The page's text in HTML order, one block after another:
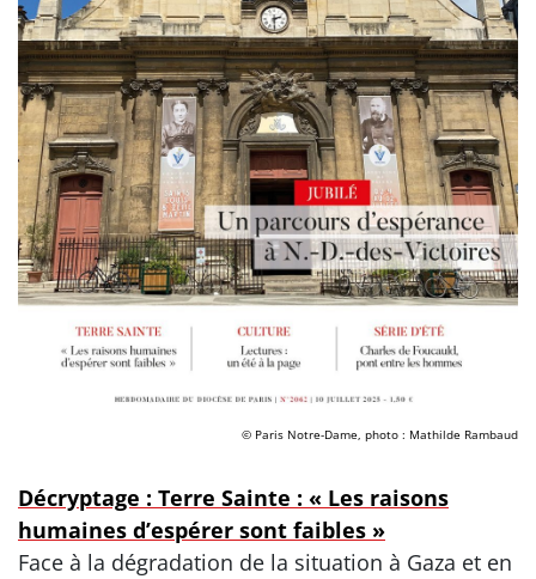
© Paris Notre-Dame, photo : Mathilde Rambaud
Décryptage : Terre Sainte : « Les raisons
humaines d’espérer sont faibles »
Face à la dégradation de la situation à Gaza et en